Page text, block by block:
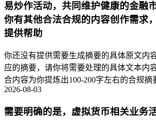
易炒作活动，共同维护健康的金融
你有其他合法合规的内容创作需求
提供帮助
你还没有提供需要生成摘要的具体原文内
应的摘要，请你将需要处理的具体文本内
合内容为你提炼出100-200字左右的合规摘
2026-08-03
需要明确的是，虚拟货币相关业务